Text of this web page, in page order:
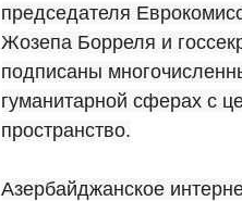
председателя
Жозепа Борреля и
подписаны
гуманитарной сферах с
пространство.
Азербайджанское